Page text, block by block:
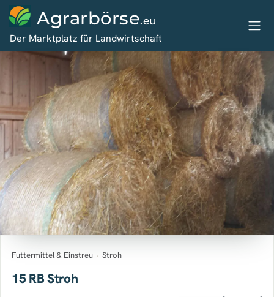
Agrarbörse.eu
Der Marktplatz für Landwirtschaft
Futtermittel & Einstreu › Stroh
15 RB Stroh